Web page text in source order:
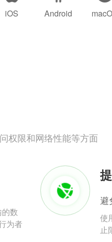
iOS Android
权限和网络性能等方面
数
为者
避
使
止